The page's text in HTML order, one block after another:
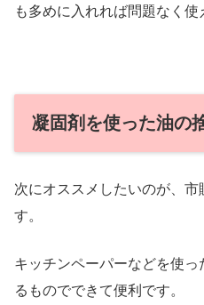
も多めに入れれば問題なく使
凝固剤を使った油の
次にオススメしたいのが、
す。
キッチンペーパーなどを使
るものでできて便利です。